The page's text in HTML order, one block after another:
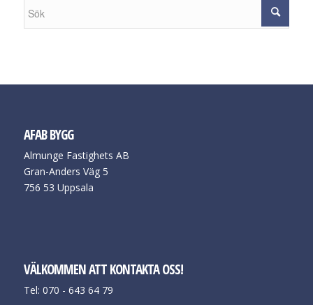
AFAB BYGG
Almunge Fastighets AB
Gran-Anders Väg 5
756 53 Uppsala
VÄLKOMMEN ATT KONTAKTA OSS!
Tel: 070 - 643 64 79